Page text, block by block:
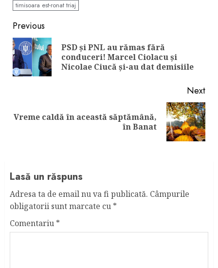
timisoara est-ronat triaj
Continue
Reading
Previous
PSD și PNL au rămas fără
conduceri! Marcel Ciolacu și
Nicolae Ciucă și-au dat demisiile
Next
Next
Vreme caldă în această săptămână,
în Banat
Lasă un răspuns
Adresa ta de email nu va fi publicată. Câmpurile
obligatorii sunt marcate cu *
Comentariu *